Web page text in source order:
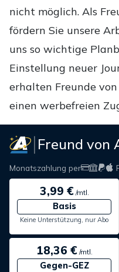
nicht möglich. Als
fördern Sie unsere
uns so wichtige
Einstellung neuer
erhalten Freunde
einen werbefreien
Freund von
Monatszahlung per
3,99 €/mtl.
Basis
Keine Unterstützung, nur Abo
18,36 €/mtl.
Gegen-GEZ